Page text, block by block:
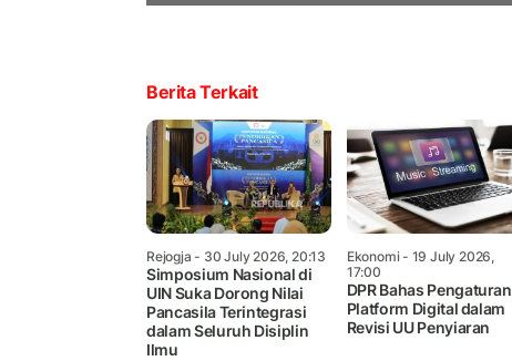
Berita Terkait
Rejogja - 30 July 2026, 20:13
Simposium Nasional di
UIN Suka Dorong Nilai
Pancasila Terintegrasi
dalam Seluruh Disiplin
Ilmu
Ekonomi- 19 July 2026,
17:00
DPR Bahas Pengaturan
Platform Digital dalam
Revisi UU Penyiaran